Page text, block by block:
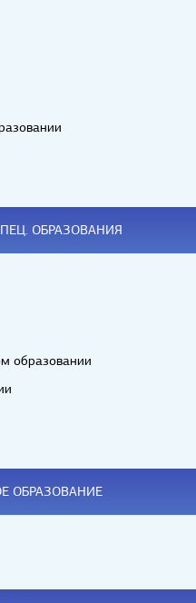
ОБРАЗОВАНИЯ
образовании
ОБРАЗОВАНИЕ